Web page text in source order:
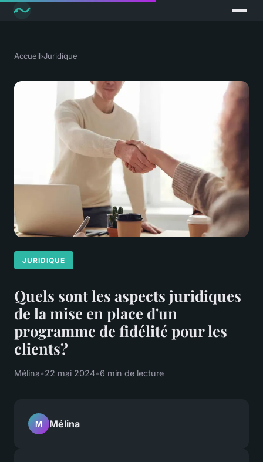
Accueil›Juridique
JURIDIQUE
Quels sont les aspects juridiques
de la mise en place d'un
programme de fidélité pour les
clients?
Mélina•22 mai 2024•6 min de lecture
M Mélina